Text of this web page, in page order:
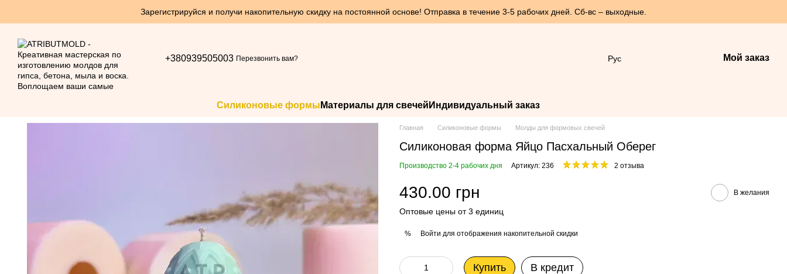
Зарегистрируйся и получи накопительную скидку на постоянной основе! Отправка в течение 3-5 рабочих дней. Сб-вс – выходные.
+380939505003 Перезвонить вам? Рус Мой заказ
Силиконовые формы Материалы для свечей Индивидуальный заказ
Главная Силиконовые формы Молды для формовых свечей
Силиконовая форма Яйцо Пасхальный Оберег
Производство 2-4 рабочих дня Артикул: 236 2 отзыва
430.00 грн В желания
Оптовые цены от 3 единиц
% Войти для отображения накопительной скидки
Купить В кредит